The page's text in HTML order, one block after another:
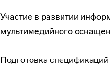
Участие в развитии
мультимедийного
Подготовка